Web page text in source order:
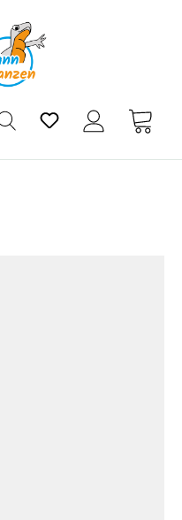
Du hast 0